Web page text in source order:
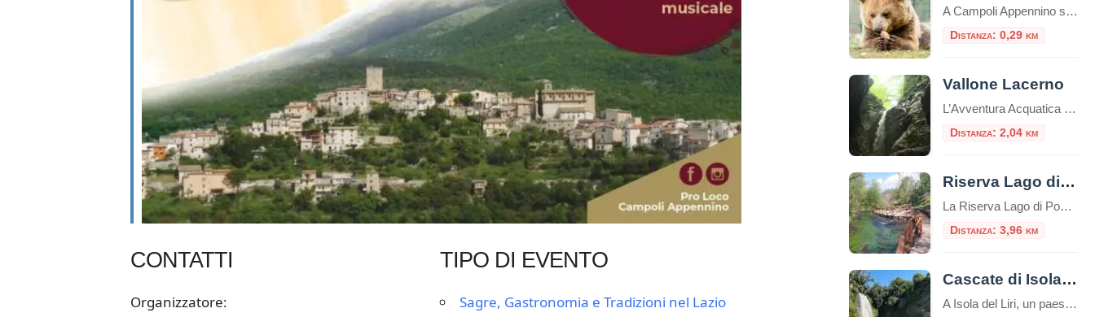
CONTATTI
Organizzatore:
TIPO DI EVENTO
Sagre, Gastronomia e Tradizioni nel Lazio
A Campoli Appennino si trova un’Area Faunistica dell’Orso, all’interno del “Tomolo”. Il Tomolo è una suggestiva dolina carsica che si trova al centro del paese.La dolina, per le sue dimensioni (diametro m. 630, profondità m. 130, privo d’inghiottitoio) e per il suo aspetto grandioso, può essere annoverata tra le maggiori del Lazio e l’unica che […]
Distanza: 0,29 km
Vallone Lacerno
L’Avventura Acquatica nel Canyon Segreto della Ciociaria A pochi passi dal pittoresco borgo di Campoli Appennino (Frosinone), celebre come il “Paese dell’Orso e del Tartufo”, si cela uno degli spettacoli naturali più emozionanti del Lazio: il Vallone Lacerno. Questa profonda fenditura carsica, incastonata nella fascia di protezione esterna del Parco Nazionale d’Abruzzo, Lazio e Molise […]
Distanza: 2,04 km
Riserva Lago di Posta Fibreno
La Riserva Lago di Posta Fibreno, o semplicemente Lago di Posta Fibreno, è una riserva naturale situata nella regione del Lazio, in Italia. Si trova nelle vicinanze del comune di Posta Fibreno, nella provincia di Frosinone. Il lago è di origine carsica e si estende su una superficie di circa 0,3 chilometri quadrati.È alimentato da […]
Distanza: 3,96 km
Cascate di Isola del Liri
A Isola del Liri, un paese in provincia di Frosinone, il fiume Liri forma due cascate: la Cascata Grande e la Cascata del Valcatoio (o, anticamente, del Gualcatojo).Il fiume Liri, nel centro cittadino, si biforca in due bracci all’altezza del castello Boncompagni – Viscogliosi, formando ciascuno un salto. Il braccio sinistro del fiume alimenta la […]